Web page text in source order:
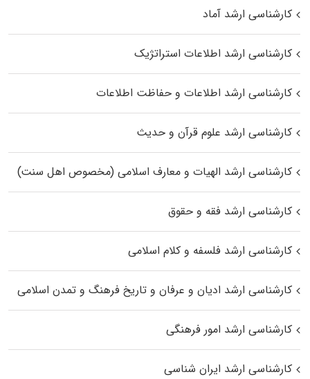
کارشناسی ارشد آماد
کارشناسی ارشد اطلاعات استراتژیک
کارشناسی ارشد اطلاعات و حفاظت اطلاعات
کارشناسی ارشد علوم قرآن و حدیث
کارشناسی ارشد الهیات و معارف اسلامی (مخصوص اهل سنت)
کارشناسی ارشد فقه و حقوق
کارشناسی ارشد فلسفه و کلام اسلامی
کارشناسی ارشد ادیان و عرفان و تاریخ فرهنگ و تمدن اسلامی
کارشناسی ارشد امور فرهنگی
کارشناسی ارشد ایران شناسی